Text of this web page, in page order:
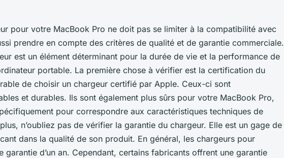
pour votre MacBook Pro ne doit pas se limiter à la compatibilité avec
prendre en compte des critères de qualité et de garantie commerciale.
est un élément déterminant pour la durée de vie et la performance de
portable. La première chose à vérifier est la certification du
de choisir un chargeur certifié par Apple. Ceux-ci sont
et durables. Ils sont également plus sûrs pour votre MacBook Pro,
pour correspondre aux caractéristiques techniques de
n’oubliez pas de vérifier la garantie du chargeur. Elle est un gage de
dans la qualité de son produit. En général, les chargeurs pour
garantie d’un an. Cependant, certains fabricants offrent une garantie